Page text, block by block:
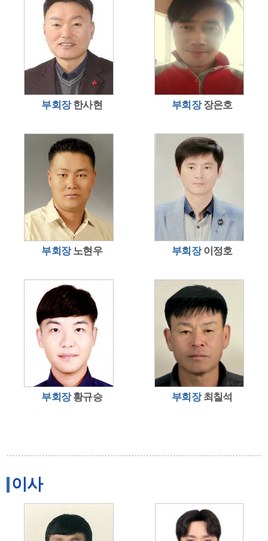
부회장 한사현 부회장 장은호
부회장 노현우 부회장 이정호
부회장 황규승 부회장 최칠석
이사